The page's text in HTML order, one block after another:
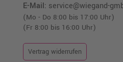
E-Mail: service@wiegand-
(Mo - Do 8:00 bis 17:00 Uhr)
(Fr 8:00 bis 16:00 Uhr)
Vertrag widerrufen